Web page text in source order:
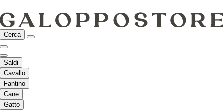
Cerca
Saldi
Cavallo
Fantino
Cane
Gatto